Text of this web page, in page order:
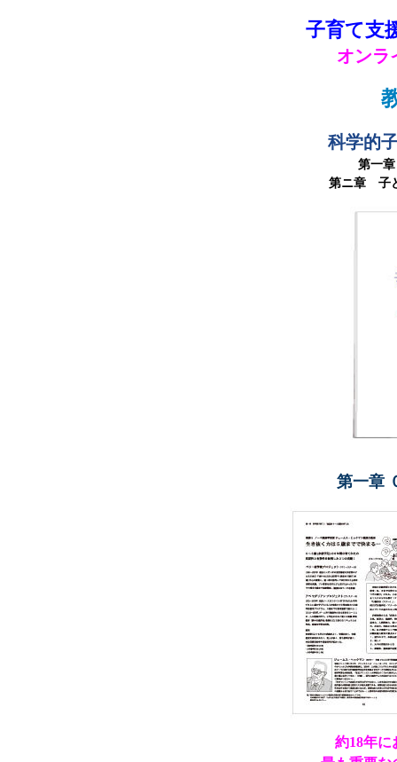
子育て支
オンラ
科学的
第一
第ニ章 子
第一章
約18年に